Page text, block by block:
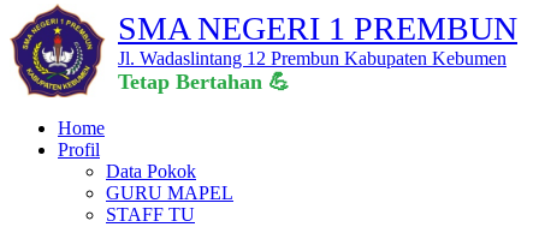
SMA NEGERI 1 PREMBUN
Jl. Wadaslintang 12 Prembun Kabupaten Kebumen
Tetap Ber
Home
Profil
Data Pokok
GURU MAPEL
STAFF TU